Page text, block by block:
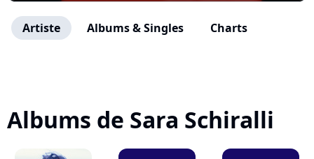
Artiste Albums & Singles Charts
Albums de Sara Schiralli